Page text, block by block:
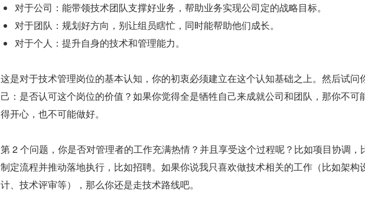
对于公司：能带领技术团队支撑好业务，帮助业务实现公司定的战略目标。
对于团队：规划好方向，别让组员瞎忙，同时能帮助他们成长。
对于个人：提升自身的技术和管理能力。
这是对于技术管理岗位的基本认知，你的初衷必须建立在这个认知基础之上。然后试问
己：是否认可这个岗位的价值？如果你觉得全是牺牲自己来成就公司和团队，那你不可
得开心，也不可能做好。
第 2 个问题，你是否对管理者的工作充满热情？并且享受这个过程呢？比如项目协调，
制定流程并推动落地执行，比如招聘。如果你说我只喜欢做技术相关的工作（比如架构
计、技术评审等），那么你还是走技术路线吧。